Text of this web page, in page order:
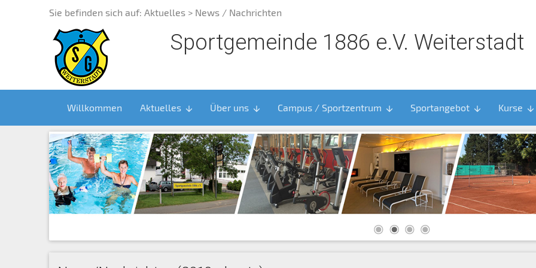
Sie befinden sich auf: Aktuelles > News / Nachrichten
Sportgemeinde 1886 e.V. Weiterstadt
Willkommen Aktuelles arrow_downward Über uns arrow_downward Campus / Sportzentrum arrow_downward Sportangebot arrow_downward Kurse arrow_downward